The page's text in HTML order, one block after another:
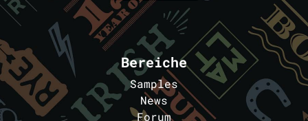
Bereiche
Samples
News
Forum